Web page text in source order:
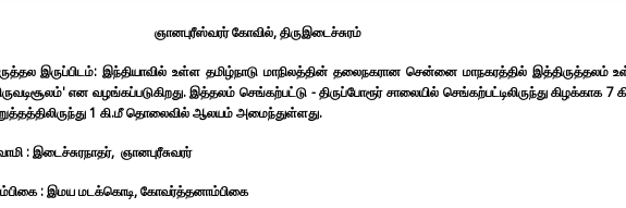
கோவில், திருஇடைச்சுரம்
இருப்பிடம்: இந்தியாவில் உள்ள தமிழ்நாடு மாநிலத்தின் தலைநகரான சென்னை மாநகரத்தில் இத்திருத்தலம்
என வழங்கப்படுகிறது. இத்தலம் செங்கற்பட்டு - திருப்போரூர் சாலையில் செங்கற்பட்டிலிருந்து கிழக்காக 7
1 கி.மீ தொலைவில் ஆலயம் அமைந்துள்ளது.
: இடைச்சுரநாதர், ஞானபுரீசுவரர்
: இமய மடக்கொடி, கோவர்த்தனாம்பிகை